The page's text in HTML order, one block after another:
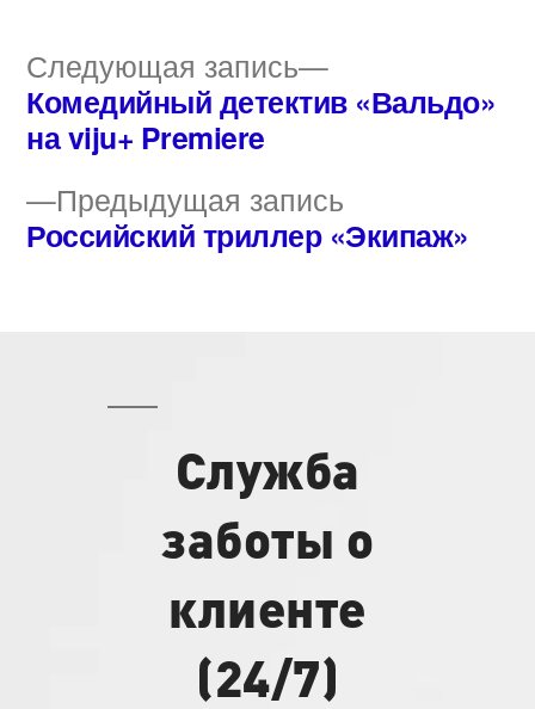
Навигация
записям
Предыдущая запись
запись:
Российский триллер «Экипаж»
Следующая запись
Следующая
запись:
Комедийный детектив «Вальдо»
на viju+ Premiere
Служба
заботы о
клиенте
(24/7)